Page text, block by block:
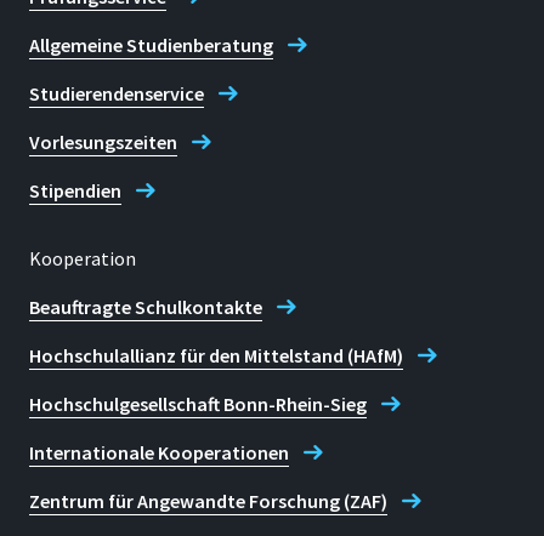
Allgemeine Studienberatung
Studierendenservice
Vorlesungszeiten
Stipendien
Kooperation
Beauftragte Schulkontakte
Hochschulallianz für den Mittelstand (HAfM)
Hochschulgesellschaft Bonn-Rhein-Sieg
Internationale Kooperationen
Zentrum für Angewandte Forschung (ZAF)